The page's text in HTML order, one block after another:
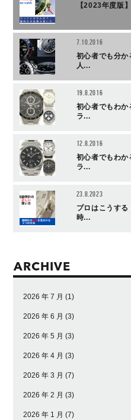
【2023年度版
7.10.2016
初心者でも分
人...
19.8.2016
初心者でもわ
ラ...
12.8.2016
初心者でもわ
ラ...
23.8.2023
プロはこうす
時...
ARCHIVE
2026 年 7 月 (1)
2026 年 6 月 (3)
2026 年 5 月 (3)
2026 年 4 月 (3)
2026 年 3 月 (7)
2026 年 2 月 (3)
2026 年 1 月 (7)